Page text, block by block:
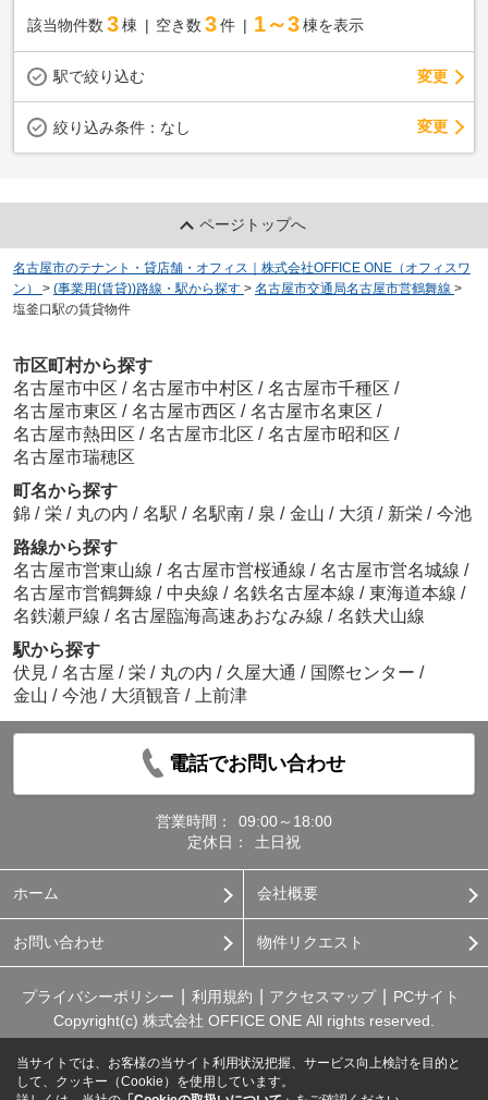
該当物件数 3棟 空き数 3 件 1～3 棟を表示
駅で絞り込む 変更
絞り込み条件： なし 変更
ページトップへ
名古屋市のテナント・貸店舗・オフィス｜株式会社OFFICE ONE（オフィスワ
ン）
> (事業用(賃貸))路線・駅から探す > 名古屋市交通局名古屋市営鶴舞線 >
塩釜口駅の賃貸物件
市区町村から探す
名古屋市中区 / 名古屋市中村区 / 名古屋市千種区 /
名古屋市東区 / 名古屋市西区 / 名古屋市名東区 /
名古屋市熱田区 / 名古屋市北区 / 名古屋市昭和区 /
名古屋市瑞穂区
町名から探す
錦 / 栄 / 丸の内 / 名駅 / 名駅南 / 泉 / 金山 / 大須 / 新栄 / 今池
路線から探す
名古屋市営東山線 / 名古屋市営桜通線 / 名古屋市営名城線 /
名古屋市営鶴舞線 / 中央線 / 名鉄名古屋本線 / 東海道本線 /
名鉄瀬戸線 / 名古屋臨海高速あおなみ線 / 名鉄犬山線
駅から探す
伏見 / 名古屋 / 栄 / 丸の内 / 久屋大通 / 国際センター /
金山 / 今池 / 大須観音 / 上前津
電話でお問い合わせ
営業時間：
09:00～18:00
定休日：
土日祝
ホーム 会社概要
お問い合わせ 物件リクエスト
プライバシーポリシー 利用規約 アクセスマップ
PCサイト
Copyright(c) 株式会社 OFFICE ONE All rights reserved.
当サイトでは、お客様の当サイト利用状況把握、サービス向上検討を目的と
して、クッキー（Cookie）を使用しています。